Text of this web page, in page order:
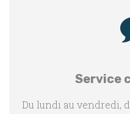
Service
Du lundi au vendredi,